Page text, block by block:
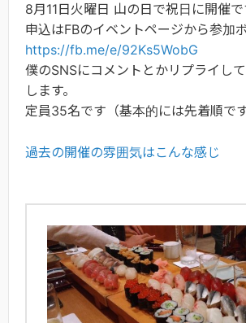
8月11日火曜日 山の日で祝日に開催で
申込はFBのイベントページから参加
https://fb.me/e/92Ks5WobG
僕のSNSにコメントとかリプライし
します。
定員35名です（基本的には先着順です
過去の開催の雰囲気はこんな感じ